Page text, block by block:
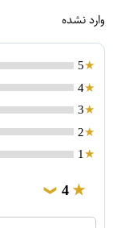
وارد نشده
5
4
3
2
1
4
❯